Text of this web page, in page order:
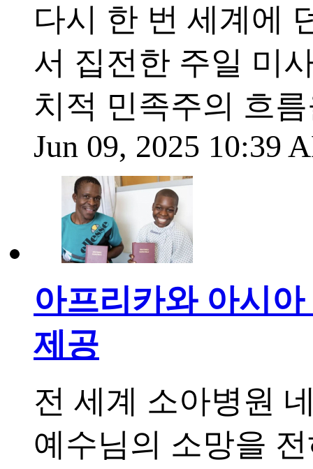
다시 한 번 세계에
서 집전한 주일 미
치적 민족주의 흐
Jun 09, 2025 10:39
아프리카와 아시
제공
전 세계 소아병원
예수님의 소망을